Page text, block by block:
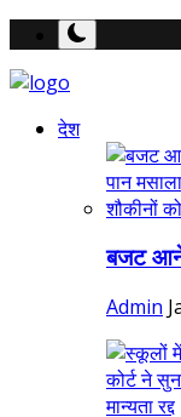
देश
बजट आने
Admin